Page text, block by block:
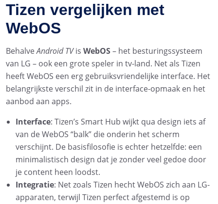
Tizen vergelijken met
WebOS
BehalveAndroid TVis WebOS– het besturingssysteem
van LG – ook een grote speler in tv-land. Net als Tizen
heeft WebOS een erg gebruiksvriendelijke interface. Het
belangrijkste verschil zit in de interface-opmaak en het
aanbod aan apps.
Interface: Tizen’s Smart Hub wijkt qua design iets af
van de WebOS “balk” die onderin het scherm
verschijnt. De basisfilosofie is echter hetzelfde: een
minimalistisch design dat je zonder veel gedoe door
je content heen loodst.
Integratie: Net zoals Tizen hecht WebOS zich aan LG-
apparaten, terwijl Tizen perfect afgestemd is op